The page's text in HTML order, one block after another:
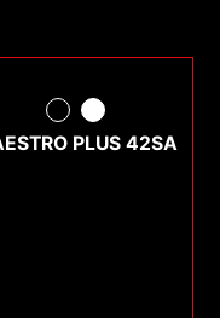
PLUS 42SA